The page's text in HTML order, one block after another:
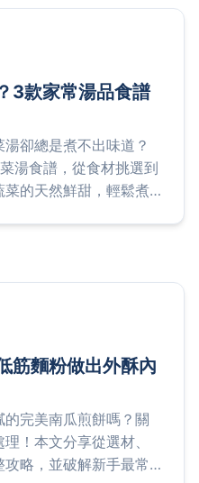
3款家常湯品食譜
卻總是煮不出味道？
湯食譜，從食材挑選到
的天然鮮甜，輕鬆煮
筋麵粉做出外酥內
完美南瓜煎餅嗎？關
！本文分享從選材、
略，並破解新手最常